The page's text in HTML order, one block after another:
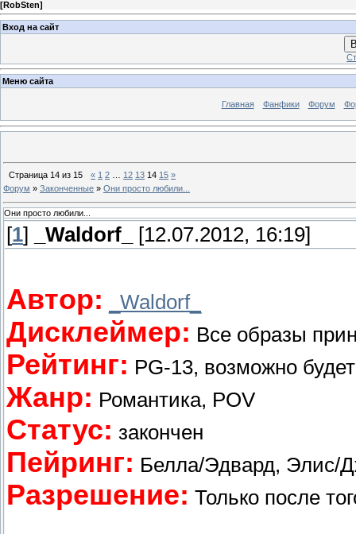
[RobSten]
Вход на сайт
Меню сайта
Главная Фанфики Форум
Страница 14 из 15 « 1 2 12 13 14 15 »
Форум » Законченные » Они просто любили...
Они просто любили...
[1] _Waldorf_ [12.07.2012, 16:19]
Автор: _Waldorf_
Дисклеймер: Все образы
Рейтинг: РG-13, возможно
Жанр: Романтика, POV
Статус: закончен
Пейринг: Белла/Эдвард, Элис/
Разрешение: Только после